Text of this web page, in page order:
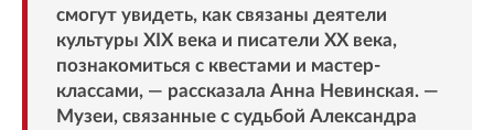
смогут увидеть, как связаны деятели
культуры XIX века и писатели XX века,
познакомиться с квестами и мастер-
классами, — рассказала Анна Невинская. —
Музеи, связанные с судьбой Александра